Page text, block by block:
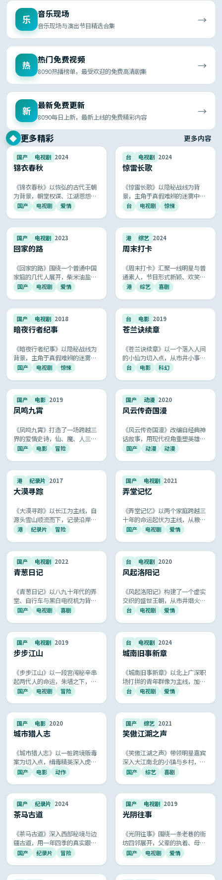
乐 音乐现场
音乐现场与演出节目精选合集 →
热 热门免费视频
8090热播榜单，最受欢迎的免费高清剧集 →
新 最新免费更新
8090每日上新，最新上线的免费精彩内容 →
◆ 更多精彩 更多内容
国产 电视剧 2024
锦衣春秋
《锦衣春秋》以恢弘的古代王朝
为背景，朝堂权谋、江湖恩怨与
儿女情长交织展开，服化道精
良、故事跌宕起伏，再现古典中
国产 电视剧 爱情
台 电视剧 2024
惊雷长歌
《惊雷长歌》以隐秘战线为背
景，主角于真假难辨的迷雾中执
行任务，每一次接头都暗藏杀
机，剧情环环相扣，悬念层层递
与荣光。
台 电视剧 惊悚
国产 电视剧 2023
回家的路
《回家的路》围绕一个普通中国
家庭的几代人展开，柴米油盐里
见真情，欢笑泪水中传递温暖，
是最具共鸣的国产家庭伦理剧，
国产 电视剧 爱情
港 综艺 2024
周末打卡
《周末打卡》汇聚一线明星与普
通素人，节目形式新颖、欢笑与
感动并存，每期主题贴近生活，
是周末家庭休闲的优质综艺选
港 综艺 喜剧
国产 电视剧 2018
暗夜行者纪事
《暗夜行者纪事》以隐秘战线为
背景，主角于真假难辨的迷雾中
执行任务，每一次接头都暗藏杀
机，剧情环环相扣，悬念层层递
与荣光。
国产 电视剧 惊悚
台 电影 2019
苍兰诀续章
《苍兰诀续章》以一个落入人间
的小仙为切入点，从市井小事讲
到天劫大战，喜剧、动作、玄幻
气质兼具，被誉为国漫审美迁移
台 电影 科幻
国产 电影 2019
凤鸣九霄
《凤鸣九霄》打造了一场跨越三
界的爱情史诗，仙、魔、人三界
纷争中，男女主历经七世情劫终
得圆满，唯美画面与悲壮配乐令
国产 电影 冒险
国产 动漫 2020
风云传奇国漫
《风云传奇国漫》改编自经典神
话故事，用现代视角重塑英雄成
长，每一帧都能截屏当壁纸，是
阖家观看的国产高分动漫。
国产 动漫 动漫
港 纪录片 2017
大漠寻踪
《大漠寻踪》以长江为主线，自
源头雪山顺流而下，记录沿岸城
市与村落的变迁、城与人的故
事，是国产人文纪录片的标杆作
港 纪录片 冒险
国产 电视剧 2021
弄堂记忆
《弄堂记忆》以两个家庭跨越三
十年的命运起伏为主线，从粮票
布鞋到智能手机，把改革浪潮里
的悲喜冷暖娓娓道来，是国产年
国产 电视剧 爱情
国产 电视剧 2022
青葱日记
《青葱日记》以八九十年代的弄
堂、自行车与黑白电视机为背
景，通过几个普通家庭的悲欢离
合，再现改革开放初期一代人的
唤起 80 后 90 后共同的青春记
忆。
国产 电视剧 喜剧
台 电视剧 2020
风起洛阳记
《风起洛阳记》构建了一个虚实
交织的盛世王朝，从市井烟火到
朝堂博弈，全景式呈现古代中国
的礼乐风华，画面唯美，意境深
台 电视剧 爱情
国产 电视剧 2019
步步江山
《步步江山》以一段宫闱秘辛串
起两代人的命运，朱墙之下，深
情与谋略并存，朱砂痣与白月光
的纠葛令人唏嘘不已。
国产 电视剧 冒险
台 电视剧 2024
城南旧事新章
《城南旧事新章》以北上广深职
场打拼的青年群像为主线，加
班、租房、相亲、和解，每一处
细节都像在拍你我的日常，被网
台 电视剧 爱情
国产 电影 2020
城市猎人志
《城市猎人志》以一桩跨境贩毒
案为切入点，缉毒精英深入虎穴
展开生死搏杀，长镜头追车与近
身格斗段落看得人手心冒汗，是
国产 电影 动作
国产 综艺 2021
笑傲江湖之声
《笑傲江湖之声》带领明星嘉宾
深入大江南北的小镇与乡村，记
录人情冷暖与地方烟火，是慢综
艺中的口碑爆款。
国产 综艺 喜剧
国产 纪录片 2024
茶马古道
《茶马古道》深入西部秘境与边
疆古道，用一年四季的真实跟
拍，呈现普通牧民、手艺人与守
夜人的生活片段，安静而动人。
国产 纪录片 冒险
国产 电视剧 2019
光阴往事
《光阴往事》围绕一条老巷的街
坊四邻展开，父辈的执着、母亲
的隐忍与少年的张扬交织成一幅
80 后 90 后专属的成长画卷，温
国产 电视剧 爱情